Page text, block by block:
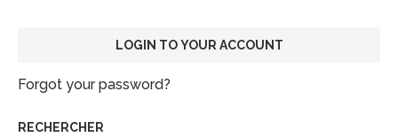
Forgot your password?
RECHERCHER